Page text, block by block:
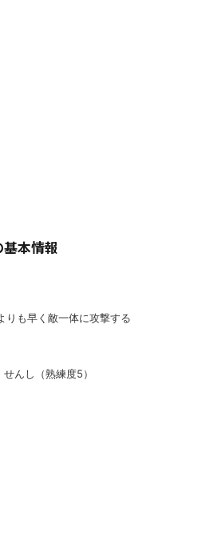
本情報
りも早く敵一体に攻撃する
んし（熟練度5）